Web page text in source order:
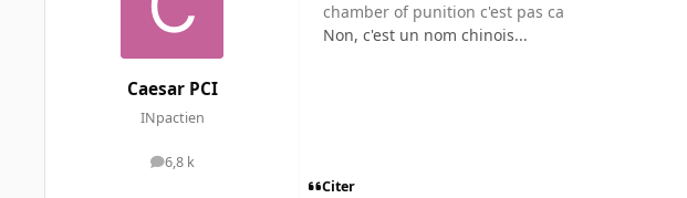
Caesar PCI
INpactien
6,8 k
messages
chamber of punition c'est pas ca
Non, c'est un nom chinois...
Citer